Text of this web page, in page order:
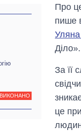
Про
пише
Діло».
За її
це